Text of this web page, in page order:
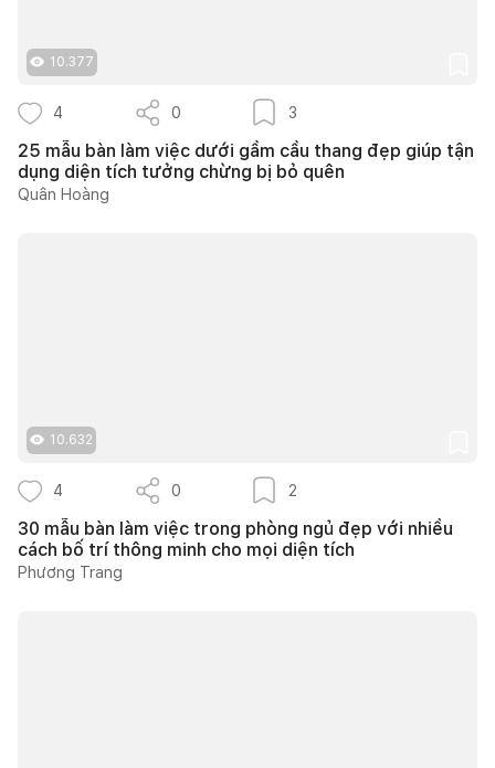
10.377
4 0 3
25 mẫu bàn làm việc dưới gầm cầu thang đẹp giúp tận
dụng diện tích tưởng chừng bị bỏ quên
Quân Hoàng
10.632
4 0 2
30 mẫu bàn làm việc trong phòng ngủ đẹp với nhiều
cách bố trí thông minh cho mọi diện tích
Phương Trang